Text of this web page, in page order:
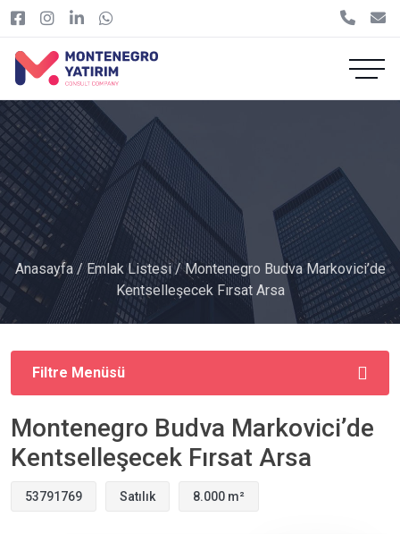
Anasayfa/Emlak Listesi/ Montenegro Budva Markovici’de
Kentselleşecek Fırsat Arsa
Filtre Menüsü
Montenegro Budva Markovici’de
Kentselleşecek Fırsat Arsa
53791769 Satılık 8.000 m²